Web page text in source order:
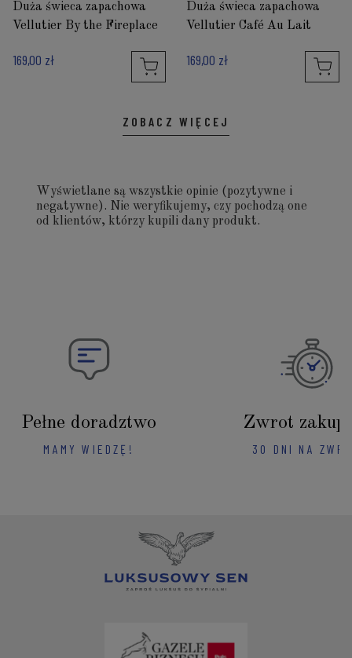
Duża świeca zapachowa
Vellutier By the Fireplace
169,00 zł
Duża świeca zapachowa
Vellutier Café Au Lait
169,00 zł
ZOBACZ WIĘCEJ
Wyświetlane są wszystkie opinie (pozytywne i
negatywne). Nie weryfikujemy, czy pochodzą one
od klientów, którzy kupili dany produkt.
Pełne doradztwo
MAMY WIEDZĘ!
Zwrot
30 DNI NA